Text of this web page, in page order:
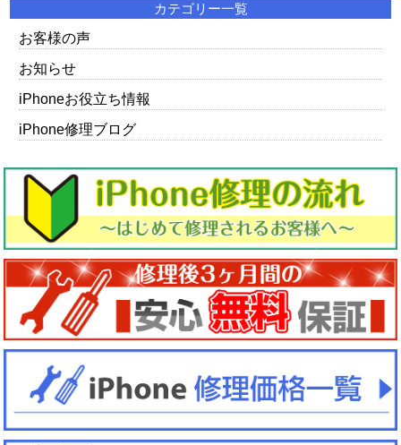
カテゴリー一覧
お客様の声
お知らせ
iPhoneお役立ち情報
iPhone修理ブログ